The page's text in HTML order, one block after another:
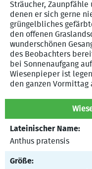
Sträucher,
denen er sich gerne
grüngelbliches
den offenen
wunderschönen
des Beobachters
bei Sonnenaufgang
Wiesenpieper ist
den ganzen Vormittag
Lateinischer Name:
Anthus pratensis
Größe: